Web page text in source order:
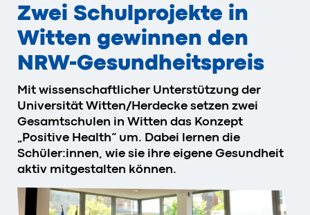
Zwei Schulprojekte in
Witten gewinnen den
NRW-Gesundheitspreis
Mit wissenschaftlicher Unterstützung der
Universität Witten/Herdecke setzen zwei
Gesamtschulen in Witten das Konzept
„Positive Health“ um. Dabei lernen die
Schüler:innen, wie sie ihre eigene Gesundheit
aktiv mitgestalten können.